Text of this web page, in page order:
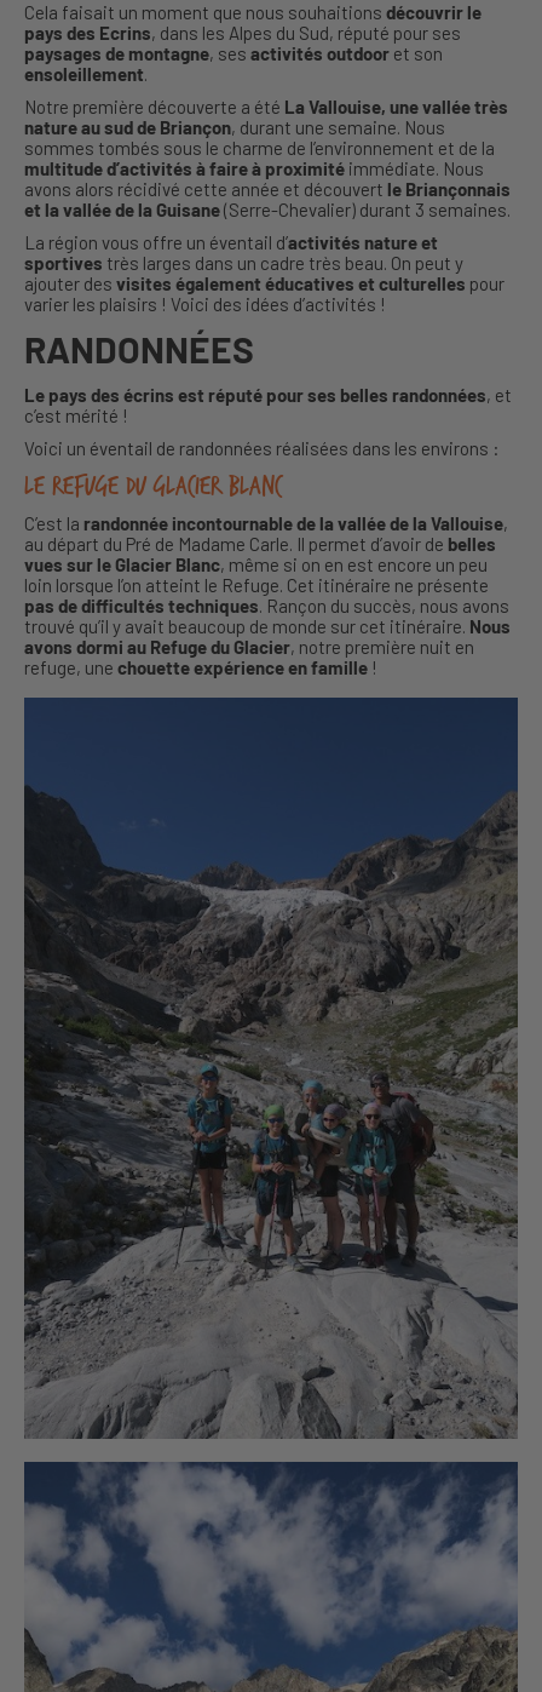
Cela faisait un moment que nous souhaitions découvrir le
pays des Ecrins, dans les Alpes du Sud, réputé pour ses
paysages de montagne, ses activités outdoor et son
ensoleillement.
Notre première découverte a été La Vallouise, une vallée très
nature au sud de Briançon, durant une semaine. Nous
sommes tombés sous le charme de l’environnement et de la
multitude d’activités à faire à proximité immédiate. Nous
avons alors récidivé cette année et découvert le Briançonnais
et la vallée de la Guisane(Serre-Chevalier) durant 3 semaines.
La région vous offre un éventail d’activités nature et
sportives très larges dans un cadre très beau. On peut y
ajouter des visites également éducatives et culturelles pour
varier les plaisirs ! Voici des idées d’activités !
RANDONNÉES
Le pays des écrins est réputé pour ses belles randonnées, et
c’est mérité !
Voici un éventail de randonnées réalisées dans les environs :
Le Refuge du Glacier Blanc
C’est la randonnée incontournable de la vallée de la Vallouise,
au départ du Pré de Madame Carle. Il permet d’avoir de belles
vues sur le Glacier Blanc, même si on en est encore un peu
loin lorsque l’on atteint le Refuge. Cet itinéraire ne présente
pas de difficultés techniques. Rançon du succès, nous avons
trouvé qu’il y avait beaucoup de monde sur cet itinéraire. Nous
avons dormi au Refuge du Glacier, notre première nuit en
refuge, une chouette expérience en famille !